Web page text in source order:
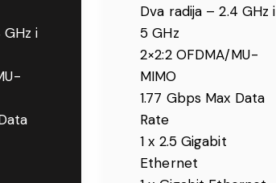
i
Dva radija – 2.4 GHz i
5 GHz
2×2:2 OFDMA/MU-
MIMO
1.77 Gbps Max Data
Rate
1 x 2.5 Gigabit
Ethernet